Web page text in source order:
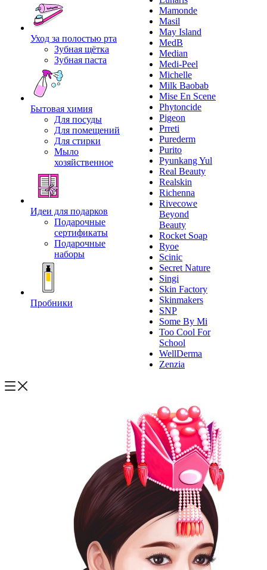
Уход за полостью рта
Зубная щётка
Зубная паста
Бытовая химия
Для посуды
Для помещений
Для стирки
Мыло
хозяйственное
Идеи для подарков
Подарочные
сертификаты
Подарочные
наборы
Пробники
Mamonde
Masil
May Island
MedB
Median
Medi-Peel
Michelle
Milk Baobab
Mise En Scene
Phytoncide
Pigeon
Prreti
Purederm
Purito
Pyunkang Yul
Real Beauty
Realskin
Richenna
Rivecowe
Beyond
Beauty
Rocket Soap
Ryoe
Scinic
Secret Nature
Singi
Skin Factory
Skinmakers
SNP
Some By Mi
Too Cool For
School
WellDerma
Zenzia